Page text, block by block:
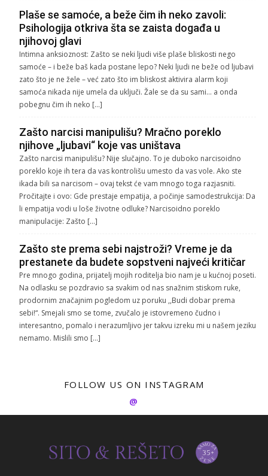
Plaše se samoće, a beže čim ih neko zavoli:
Psihologija otkriva šta se zaista događa u
njihovoj glavi
Intimna anksioznost: Zašto se neki ljudi više plaše bliskosti nego
samoće – i beže baš kada postane lepo? Neki ljudi ne beže od ljubavi
zato što je ne žele – već zato što im bliskost aktivira alarm koji
samoća nikada nije umela da uključi. Žale se da su sami… a onda
pobegnu čim ih neko […]
Zašto narcisi manipulišu? Mračno poreklo
njihove „ljubavi“ koje vas uništava
Zašto narcisi manipulišu? Nije slučajno. To je duboko narcisoidno
poreklo koje ih tera da vas kontrolišu umesto da vas vole. Ako ste
ikada bili sa narcisom – ovaj tekst će vam mnogo toga razjasniti.
Pročitajte i ovo: Gde prestaje empatija, a počinje samodestrukcija: Da
li empatija vodi u loše životne odluke? Narcisoidno poreklo
manipulacije: Zašto […]
Zašto ste prema sebi najstroži? Vreme je da
prestanete da budete sopstveni najveći kritičar
Pre mnogo godina, prijatelj mojih roditelja bio nam je u kućnoj poseti.
Na odlasku se pozdravio sa svakim od nas snažnim stiskom ruke,
prodornim značajnim pogledom uz poruku ,,Budi dobar prema
sebi!“. Smejali smo se tome, zvučalo je istovremeno čudno i
interesantno, pomalo i nerazumljivo jer takvu izreku mi u našem jeziku
nemamo. Mislili smo […]
FOLLOW US ON INSTAGRAM
@